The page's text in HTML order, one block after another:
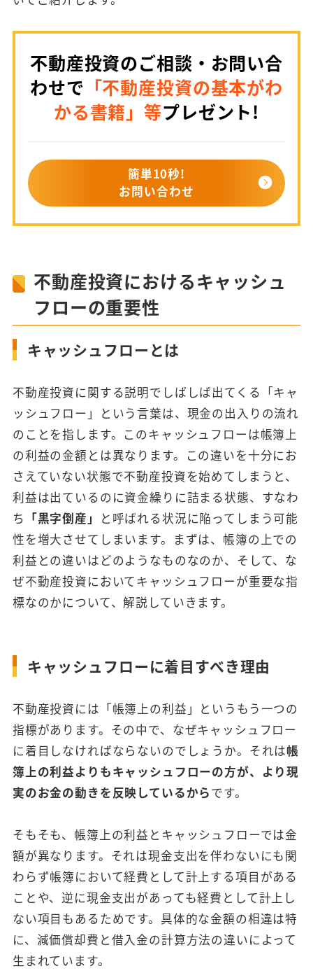
不動産投資のご相談・お問い合
わせで 「不動産投資の基本がわ
かる書籍」等プレゼント!
簡単10秒!
お問い合わせ
不動産投資におけるキャッシュ
フローの重要性
キャッシュフローとは
不動産投資に関する説明でしばしば出てくる「キャ
ッシュフロー」という言葉は、現金の出入りの流れ
のことを指します。このキャッシュフローは帳簿上
の利益の金額とは異なります。この違いを十分にお
さえていない状態で不動産投資を始めてしまうと、
利益は出ているのに資金繰りに詰まる状態、すなわ
ち 「黒字倒産」
と呼ばれる状況に陥ってしまう可能
性を増大させてしまいます。まずは、帳簿の上での
利益との違いはどのようなものなのか、そして、な
ぜ不動産投資においてキャッシュフローが重要な指
標なのかについて、解説していきます。
キャッシュフローに着目すべき理由
不動産投資には「帳簿上の利益」というもう一つの
指標があります。その中で、なぜキャッシュフロー
に着目しなければならないのでしょうか。それは帳
簿上の利益よりもキャッシュフローの方が、より現
実のお金の動きを反映しているからです。
そもそも、帳簿上の利益とキャッシュフローでは金
額が異なります。それは現金支出を伴わないにも関
わらず帳簿において経費として計上する項目がある
ことや、逆に現金支出があっても経費として計上し
ない項目もあるためです。具体的な金額の相違は特
に、減価償却費と借入金の計算方法の違いによって
生まれています。